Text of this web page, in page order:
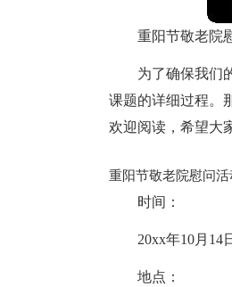
重阳节敬老院
为了确保我们
课题的详细过程。
欢迎阅读，希望大
重阳节敬老院慰问活
时间：
20xx年10月14
地点：